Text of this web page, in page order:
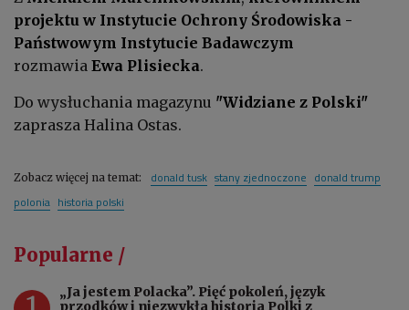
projektu w Instytucie Ochrony Środowiska -
Państwowym Instytucie Badawczym
rozmawia Ewa Plisiecka.
Do wysłuchania magazynu "Widziane z Polski"
zaprasza Halina Ostas.
Zobacz więcej na temat: donald tusk stany zjednoczone donald trump
polonia historia polski
Popularne /
„Ja jestem Polacka”. Pięć pokoleń, język
przodków i niezwykła historia Polki z